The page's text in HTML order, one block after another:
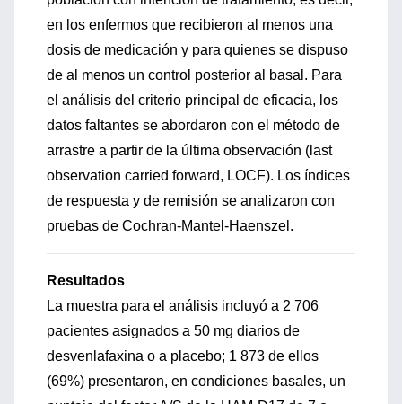
en los enfermos que recibieron al menos una
dosis de medicación y para quienes se dispuso
de al menos un control posterior al basal. Para
el análisis del criterio principal de eficacia, los
datos faltantes se abordaron con el método de
arrastre a partir de la última observación (last
observation carried forward, LOCF). Los índices
de respuesta y de remisión se analizaron con
pruebas de Cochran-Mantel-Haenszel.
Resultados
La muestra para el análisis incluyó a 2 706
pacientes asignados a 50 mg diarios de
desvenlafaxina o a placebo; 1 873 de ellos
(69%) presentaron, en condiciones basales, un